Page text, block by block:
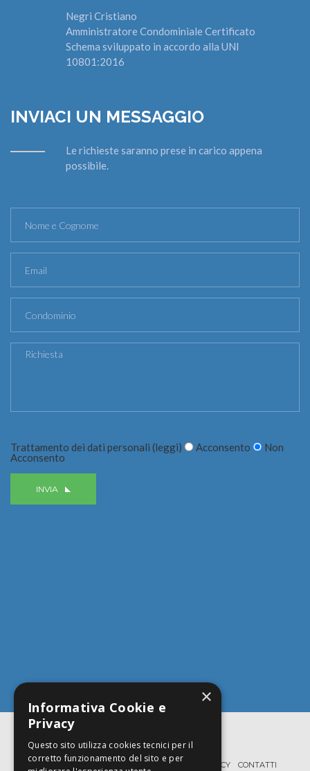
Negri Cristiano
Amministratore Condominiale Certificato
Schema sviluppato in accordo alla UNI
10801:2016
INVIACI UN MESSAGGIO
Le richieste saranno prese in carico appena
possibile.
Trattamento dei dati personali (leggi) Acconsento
Non
Acconsento
INVIA
PRIVACY CONTATTI
×
Informativa Cookie e
Privacy
Questo sito utilizza cookies tecnici per il
corretto funzionamento del sito e per